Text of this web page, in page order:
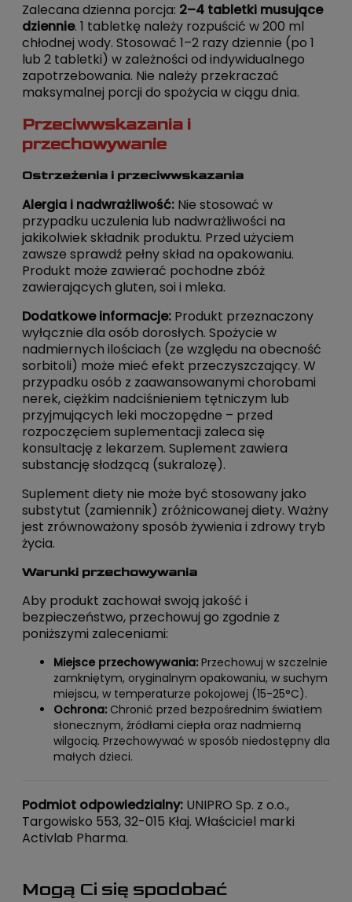
Zalecana dzienna porcja: 2–4 tabletki musujące
dziennie. 1 tabletkę należy rozpuścić w 200 ml
chłodnej wody. Stosować 1–2 razy dziennie (po 1
lub 2 tabletki) w zależności od indywidualnego
zapotrzebowania. Nie należy przekraczać
maksymalnej porcji do spożycia w ciągu dnia.
Przeciwwskazania i
przechowywanie
Ostrzeżenia i przeciwwskazania
Alergia i nadwrażliwość: Nie stosować w
przypadku uczulenia lub nadwrażliwości na
jakikolwiek składnik produktu. Przed użyciem
zawsze sprawdź pełny skład na opakowaniu.
Produkt może zawierać pochodne zbóż
zawierających gluten, soi i mleka.
Dodatkowe informacje: Produkt przeznaczony
wyłącznie dla osób dorosłych. Spożycie w
nadmiernych ilościach (ze względu na obecność
sorbitoli) może mieć efekt przeczyszczający. W
przypadku osób z zaawansowanymi chorobami
nerek, ciężkim nadciśnieniem tętniczym lub
przyjmujących leki moczopędne – przed
rozpoczęciem suplementacji zaleca się
konsultację z lekarzem. Suplement zawiera
substancję słodzącą (sukralozę).
Suplement diety nie może być stosowany jako
substytut (zamiennik) zróżnicowanej diety. Ważny
jest zrównoważony sposób żywienia i zdrowy tryb
życia.
Warunki przechowywania
Aby produkt zachował swoją jakość i
bezpieczeństwo, przechowuj go zgodnie z
poniższymi zaleceniami:
Miejsce przechowywania: Przechowuj w szczelnie
zamkniętym, oryginalnym opakowaniu, w suchym
miejscu, w temperaturze pokojowej (15-25°C).
Ochrona: Chronić przed bezpośrednim światłem
słonecznym, źródłami ciepła oraz nadmierną
wilgocią. Przechowywać w sposób niedostępny dla
małych dzieci.
Podmiot odpowiedzialny: UNIPRO Sp. z o.o.,
Targowisko 553, 32-015 Kłaj. Właściciel marki
Activlab Pharma.
Mogą Ci się spodobać